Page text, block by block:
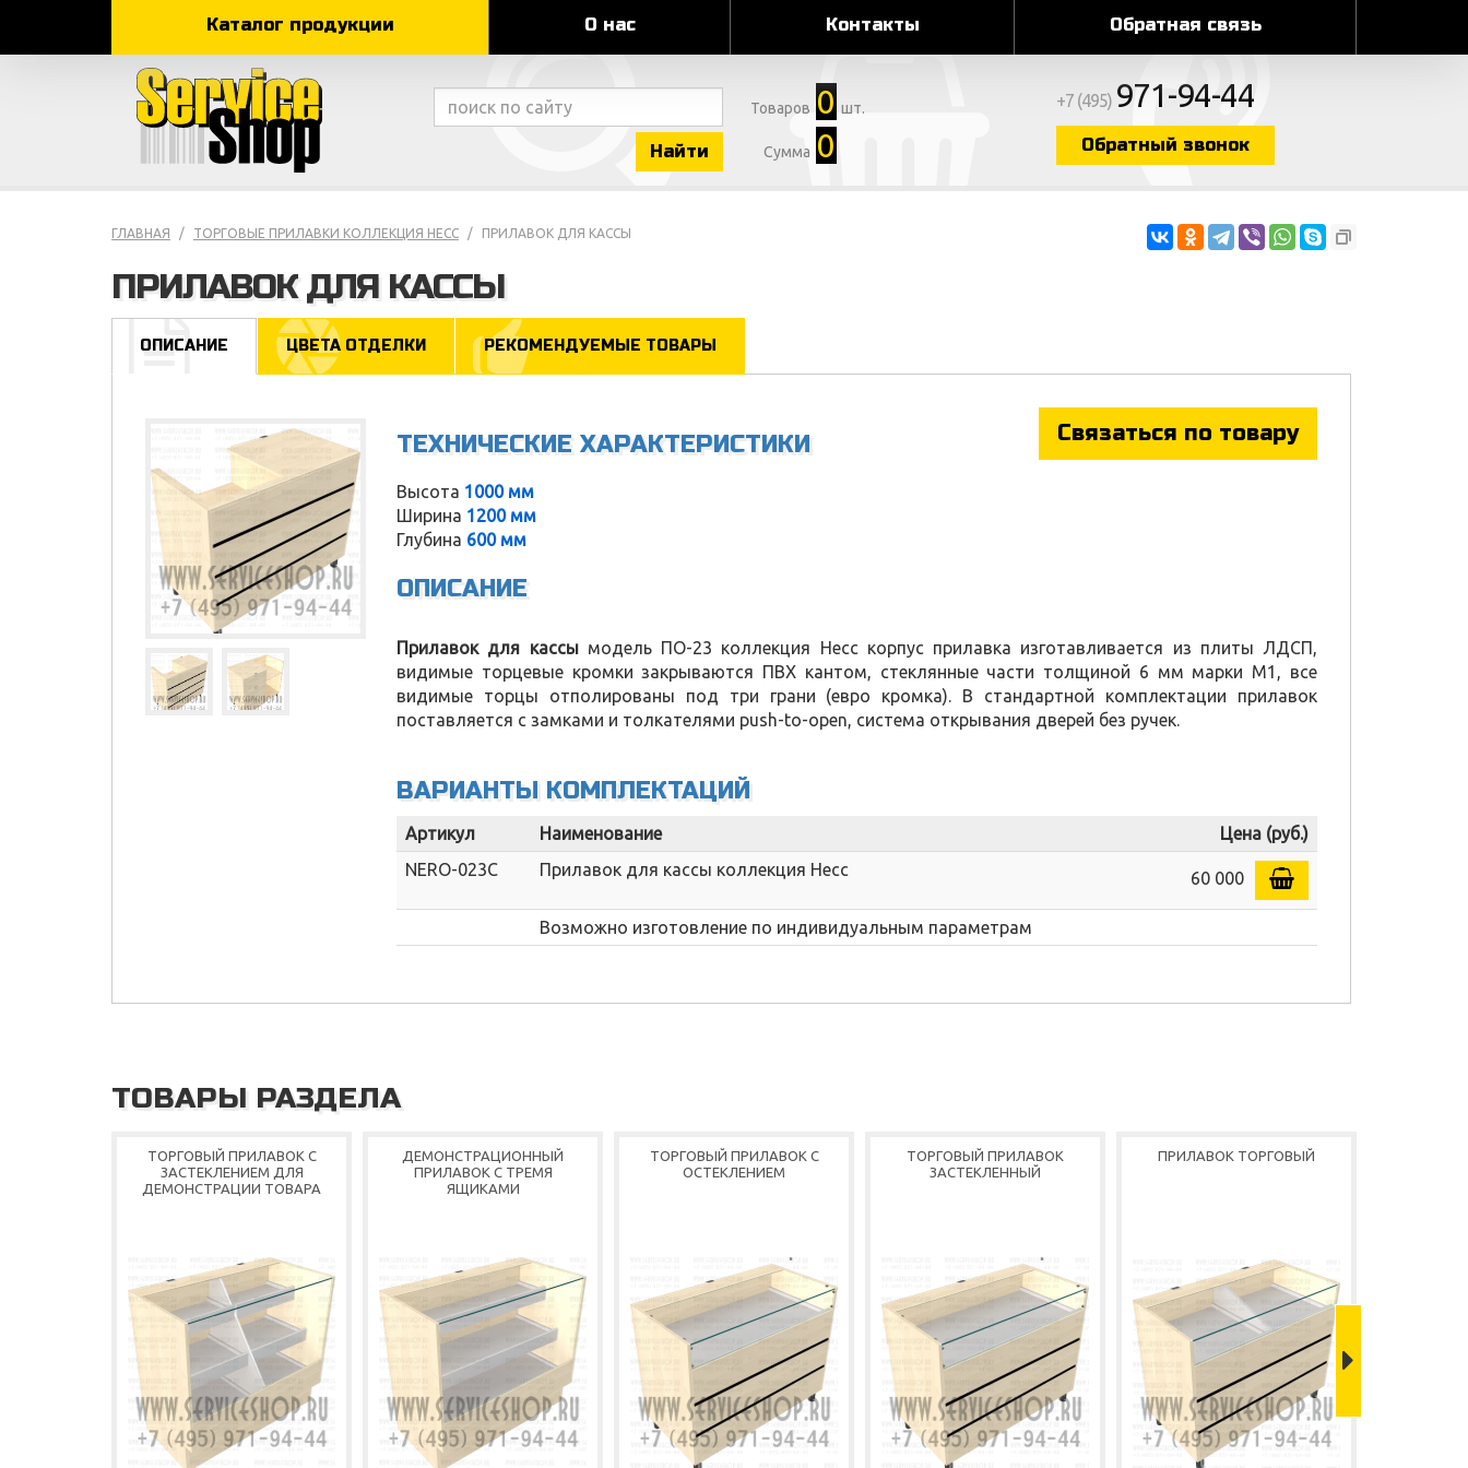
Каталог продукции О нас Контакты Обратная связь
Найти
Товаров 0 шт.
Сумма 0
+7 (495) 971-94-44
Обратный звонок
ГЛАВНАЯ ТОРГОВЫЕ ПРИЛАВКИ КОЛЛЕКЦИЯ НЕСС ПРИЛАВОК ДЛЯ КАССЫ
ПРИЛАВОК ДЛЯ КАССЫ
ОПИСАНИЕ ЦВЕТА ОТДЕЛКИ РЕКОМЕНДУЕМЫЕ ТОВАРЫ
Связаться по товару
ТЕХНИЧЕСКИЕ ХАРАКТЕРИСТИКИ
Высота 1000 мм
Ширина 1200 мм
Глубина 600 мм
ОПИСАНИЕ
Прилавок для кассымодель ПО-23 коллекция Несс корпус прилавка изготавливается из плиты ЛДСП,
видимые торцевые кромки закрываются ПВХ кантом, стеклянные части толщиной 6 мм марки М1, все
видимые торцы отполированы под три грани (евро кромка). В стандартной комплектации прилавок
поставляется с замками и толкателями push-to-open, система открывания дверей без ручек.
ВАРИАНТЫ КОМПЛЕКТАЦИЙ
Артикул Наименование
Цена (руб.)
NERO-023C
Прилавок для кассы коллекция Несс 60 000
Возможно изготовление по индивидуальным параметрам
ТОВАРЫ РАЗДЕЛА
ТОРГОВЫЙ ПРИЛАВОК С
ЗАСТЕКЛЕНИЕМ ДЛЯ
ДЕМОНСТРАЦИИ ТОВАРА
ДЕМОНСТРАЦИОННЫЙ
ПРИЛАВОК С ТРЕМЯ
ЯЩИКАМИ
ТОРГОВЫЙ ПРИЛАВОК С
ОСТЕКЛЕНИЕМ
ТОРГОВЫЙ ПРИЛАВОК
ЗАСТЕКЛЕННЫЙ
ПРИЛАВОК ТОРГОВЫЙ